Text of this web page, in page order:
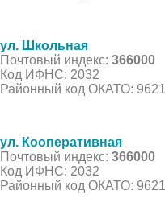
ул. Школьная
Почтовый индекс: 366000
Код ИФНС: 2032
Районный код ОКАТО:
ул. Кооперативная
Почтовый индекс: 366000
Код ИФНС: 2032
Районный код ОКАТО: